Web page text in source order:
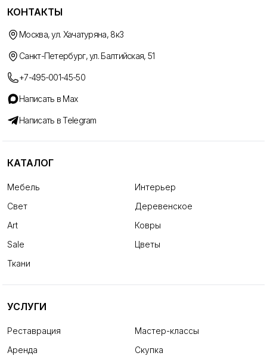
КОНТАКТЫ
Москва, ул. Хачатуряна, 8к3
Санкт-Петербург, ул. Балтийская, 51
+7-495-001-45-50
Написать в Max
Написать в Telegram
КАТАЛОГ
Мебель
Интерьер
Свет
Деревенское
Art
Ковры
Sale
Цветы
Ткани
УСЛУГИ
Реставрация
Мастер-классы
Аренда
Скупка